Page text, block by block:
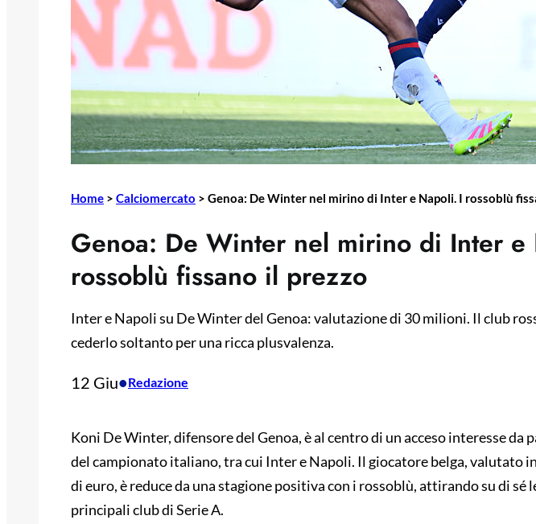
Home > Calciomercato > Genoa: De Winter nel mirino di Inter e Napoli. I rossoblù
Genoa: De Winter nel mirino di Inter e
rossoblù fissano il prezzo
Inter e Napoli su De Winter del Genoa: valutazione di 30 milioni. Il club
cederlo soltanto per una ricca plusvalenza.
12 Giu•Redazione
Koni De Winter, difensore del Genoa, è al centro di un acceso interesse da
del campionato italiano, tra cui Inter e Napoli. Il giocatore belga, valutato
di euro, è reduce da una stagione positiva con i rossoblù, attirando su di sé
principali club di Serie A.